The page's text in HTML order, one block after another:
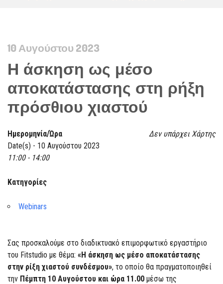
10 Αυγούστου 2023
Η άσκηση ως μέσο
αποκατάστασης στη ρήξη
πρόσθιου χιαστού
Δεν υπάρχει Χάρτης
Ημερομηνία/Ώρα
Date(s) - 10 Αυγούστου 2023
11:00 - 14:00
Κατηγορίες
Webinars
Σας προσκαλούμε στο διαδικτυακό επιμορφωτικό εργαστήριο
του Fitstudio με θέμα: «Η άσκηση ως μέσο αποκατάστασης
στην ρίξη χιαστού συνδέσμου», το οποίο θα πραγματοποιηθεί
την Πέμπτη 10 Αυγούστου και ώρα 11.00 μέσω της